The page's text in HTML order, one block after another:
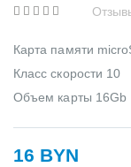
Карта памяти
Класс скорости 10
Объем карты 16Gb
16 BYN